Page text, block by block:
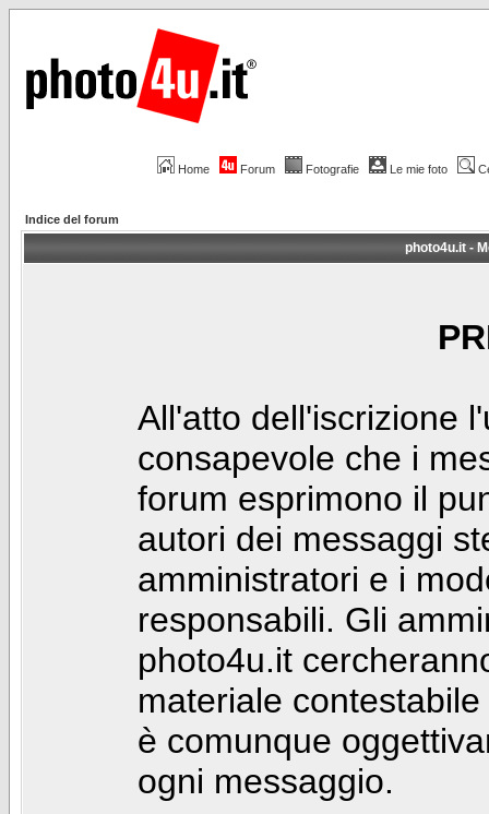
Home Forum Fotografie Le mie foto
Indice del forum
photo4u.it -
All'atto dell'iscrizione
consapevole che i
forum esprimono il
autori dei messaggi
amministratori e i
responsabili. Gli
photo4u.it
materiale
è comunque
ogni messaggio.